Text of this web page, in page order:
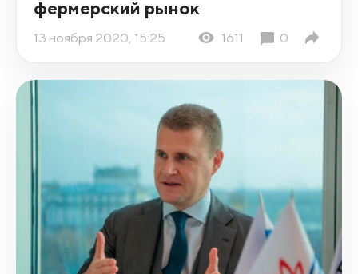
фермерский рынок
13 ноября 2020, 15:25 1611 0